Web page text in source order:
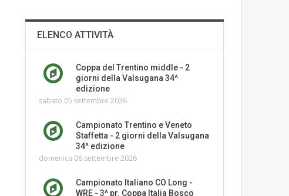
ELENCO ATTIVITÀ
Coppa del Trentino middle - 2
giorni della Valsugana 34^
edizione
sabato 05 settembre 2026
Campionato Trentino e Veneto
Staffetta - 2 giorni della Valsugana
34^ edizione
domenica 06 settembre 2026
Campionato Italiano CO Long -
WRE - 3^ pr. Coppa Italia Bosco